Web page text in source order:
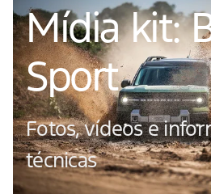
Mídia kit:
Sport
Fotos, vídeos e
técnicas